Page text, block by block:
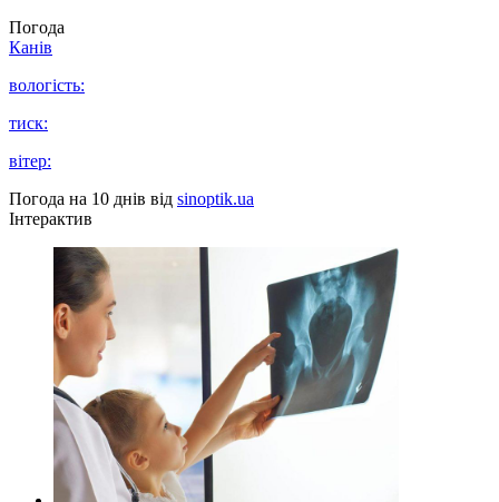
Погода
Канів
вологість:
тиск:
вітер:
Погода на 10 днів від sinoptik.ua
Інтерактив